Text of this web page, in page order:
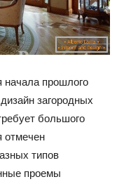
начала прошлого
загородных
большого
отмечен
типов
проемы